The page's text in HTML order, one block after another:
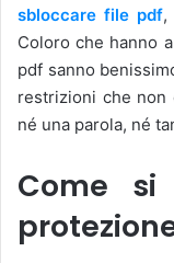
sbloccare file pdf,
Coloro che hanno
pdf sanno
restrizioni che non
né una parola, né
Come